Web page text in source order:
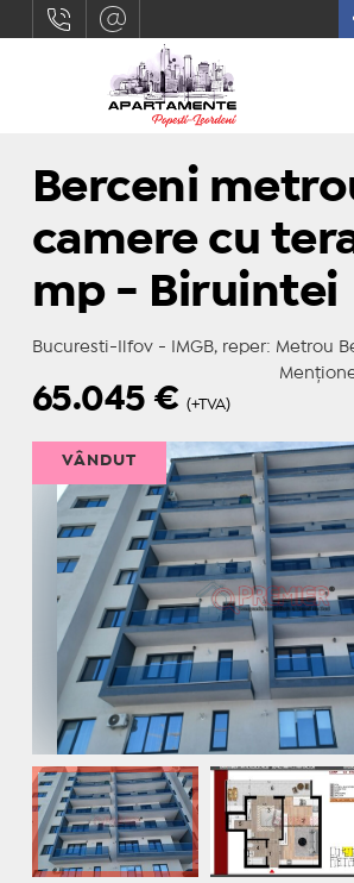
Berceni
camere cu
mp - Biruintei
Bucuresti-Ilfov - IMGB, reper: Metrou
65.045€ (+TVA)
VÂNDUT